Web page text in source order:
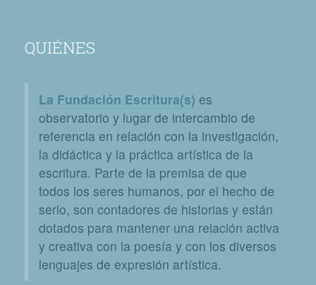
QUIÉNES
La Fundación Escritura(s) es
observatorio y lugar de intercambio de
referencia en relación con la investigación,
la didáctica y la práctica artística de la
escritura. Parte de la premisa de que
todos los seres humanos, por el hecho de
serlo, son contadores de historias y están
dotados para mantener una relación activa
y creativa con la poesía y con los diversos
lenguajes de expresión artística.